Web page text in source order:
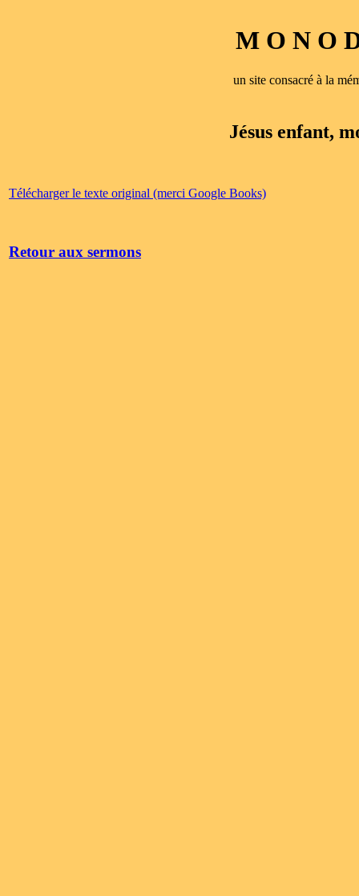
M O N O
un site consacré à la
Jésus enfant,
Télécharger le texte original (merci Google Books)
Retour aux sermons